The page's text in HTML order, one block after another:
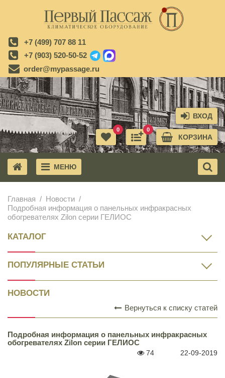
+7 (499) 707 88 11
+7 (903) 520-50-52
order@mypassage.ru
ВХОД
КОРЗИНА
0
0
МЕНЮ
Главная
Новости
Подробная информация о панельных инфракрасных
обогревателях Zilon серии ГЕЛИОС
КАТАЛОГ
ПОПУЛЯРНЫЕ СТАТЬИ
НОВОСТИ
Вернуться к списку статей
Подробная информация о панельных инфракрасных
обогревателях Zilon серии ГЕЛИОС
74 22-09-2019